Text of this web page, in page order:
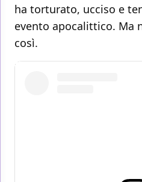
ha torturato, ucciso e
evento apocalittico. Ma
così.